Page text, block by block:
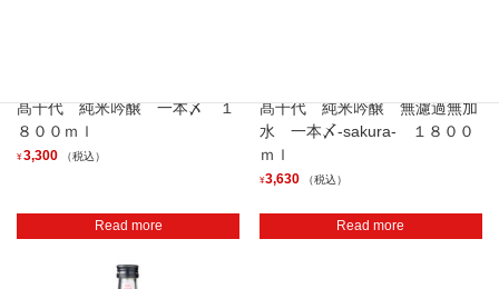
髙千代 純米吟醸 一本〆 １
８００ｍｌ
¥3,300 （税込）
Read more
髙千代 純米吟醸 無濾過無加
水 一本〆-sakura- １８００
ｍｌ
¥3,630 （税込）
Read more